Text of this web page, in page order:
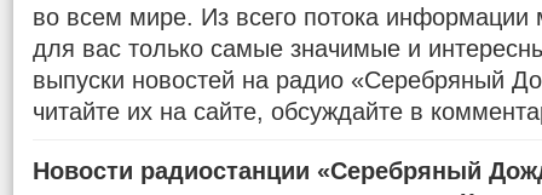
во всем мире. Из всего потока информации
для вас только самые значимые и
выпуски новостей на радио «Серебряный
читайте их на сайте, обсуждайте в
Новости радиостанции «Серебряный